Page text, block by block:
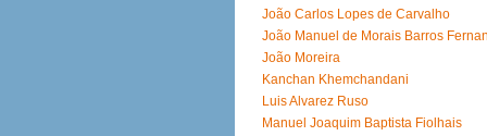
João Carlos Lopes de Carvalho
João Manuel de Morais Barros
João Moreira
Kanchan Khemchandani
Luis Alvarez Ruso
Manuel Joaquim Baptista Fiolhais